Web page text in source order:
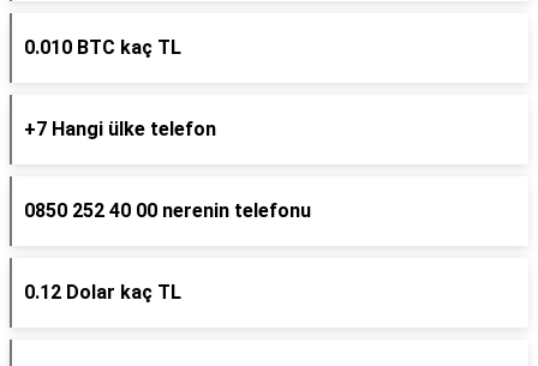
0.010 BTC kaç TL
+7 Hangi ülke telefon
0850 252 40 00 nerenin telefonu
0.12 Dolar kaç TL